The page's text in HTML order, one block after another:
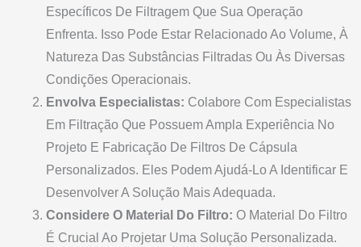
Específicos De Filtragem Que Sua Operação
Enfrenta. Isso Pode Estar Relacionado Ao Volume, À
Natureza Das Substâncias Filtradas Ou Às Diversas
Condições Operacionais.
Envolva Especialistas: Colabore Com Especialistas
Em Filtração Que Possuem Ampla Experiência No
Projeto E Fabricação De Filtros De Cápsula
Personalizados. Eles Podem Ajudá-Lo A Identificar E
Desenvolver A Solução Mais Adequada.
Considere O Material Do Filtro: O Material Do Filtro
É Crucial Ao Projetar Uma Solução Personalizada.